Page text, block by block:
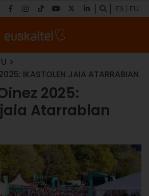
ES EU
IKASTOLEN JAIA ATARRABIAN
2025:
Atarrabian